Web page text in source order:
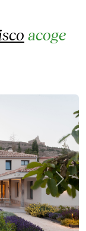
acoge
Next